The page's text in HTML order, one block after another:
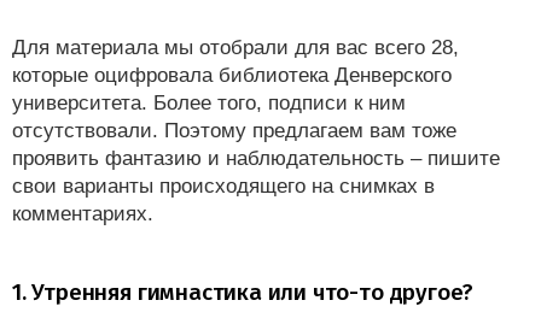
Для материала мы отобрали для вас всего 28,
которые оцифровала библиотека Денверского
университета. Более того, подписи к ним
отсутствовали. Поэтому предлагаем вам тоже
проявить фантазию и наблюдательность – пишите
свои варианты происходящего на снимках в
комментариях.
1. Утренняя гимнастика или что-то другое?